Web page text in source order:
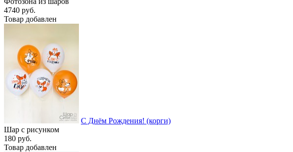
4740 руб.
Товар добавлен
С Днём Рождения! (корги)
Шар с рисунком
180 руб.
Товар добавлен